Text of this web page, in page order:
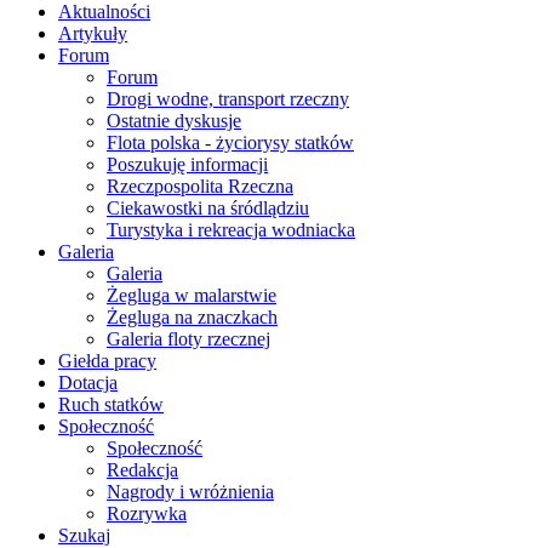
Aktualności
Artykuły
Forum
Forum
Drogi wodne, transport rzeczny
Ostatnie dyskusje
Flota polska - życiorysy statków
Poszukuję informacji
Rzeczpospolita Rzeczna
Ciekawostki na śródlądziu
Turystyka i rekreacja wodniacka
Galeria
Galeria
Żegluga w malarstwie
Żegluga na znaczkach
Galeria floty rzecznej
Giełda pracy
Dotacja
Ruch statków
Społeczność
Społeczność
Redakcja
Nagrody i wróżnienia
Rozrywka
Szukaj